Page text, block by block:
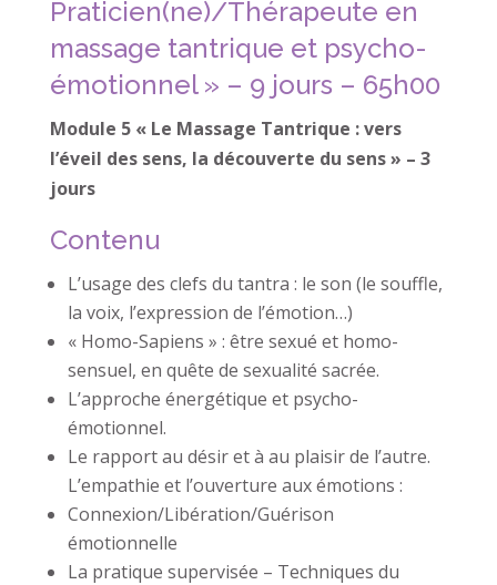
Praticien(ne)/Thérapeute en
massage tantrique et psycho-
émotionnel » – 9 jours – 65h00
Module 5 « Le Massage Tantrique : vers
l’éveil des sens, la découverte du sens » – 3
jours
Contenu
L’usage des clefs du tantra : le son (le souffle,
la voix, l’expression de l’émotion…)
« Homo-Sapiens » : être sexué et homo-
sensuel, en quête de sexualité sacrée.
L’approche énergétique et psycho-
émotionnel.
Le rapport au désir et à au plaisir de l’autre.
L’empathie et l’ouverture aux émotions :
Connexion/Libération/Guérison
émotionnelle
La pratique supervisée – Techniques du